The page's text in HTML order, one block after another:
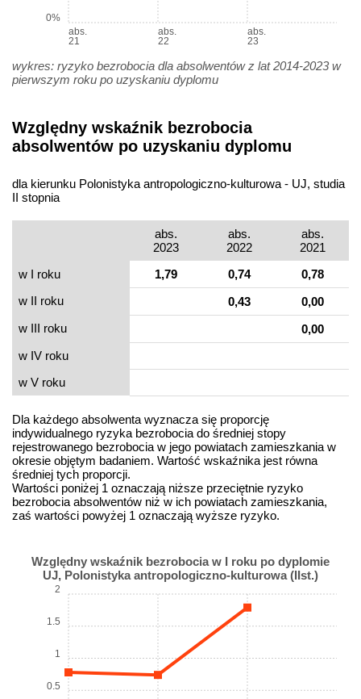
abs.
21
abs.
22
abs.
23
0%
wykres: ryzyko bezrobocia dla absolwentów z lat 2014-2023 w
pierwszym roku po uzyskaniu dyplomu
Względny wskaźnik bezrobocia
absolwentów po uzyskaniu dyplomu
dla kierunku Polonistyka antropologiczno-kulturowa - UJ, studia
II stopnia
abs.
2023
abs.
2022
abs.
2021
w I roku
1,79 0,74
0,78
w II roku
0,43
0,00
w III roku
0,00
w IV roku
w V roku
Dla każdego absolwenta wyznacza się proporcję
indywidualnego ryzyka bezrobocia do średniej stopy
rejestrowanego bezrobocia w jego powiatach zamieszkania w
okresie objętym badaniem. Wartość wskaźnika jest równa
średniej tych proporcji.
Wartości poniżej 1 oznaczają niższe przeciętnie ryzyko
bezrobocia absolwentów niż w ich powiatach zamieszkania,
zaś wartości powyżej 1 oznaczają wyższe ryzyko.
Względny wskaźnik bezrobocia w I roku po dyplomie
UJ, Polonistyka antropologiczno-kulturowa (IIst.)
0.5
1
1.5
2